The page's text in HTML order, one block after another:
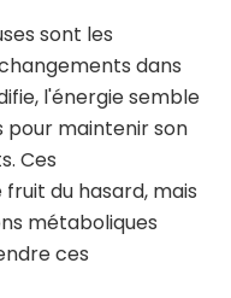
sont les
dans
l'énergie semble
maintenir son
Ces
du hasard, mais
métaboliques
ces